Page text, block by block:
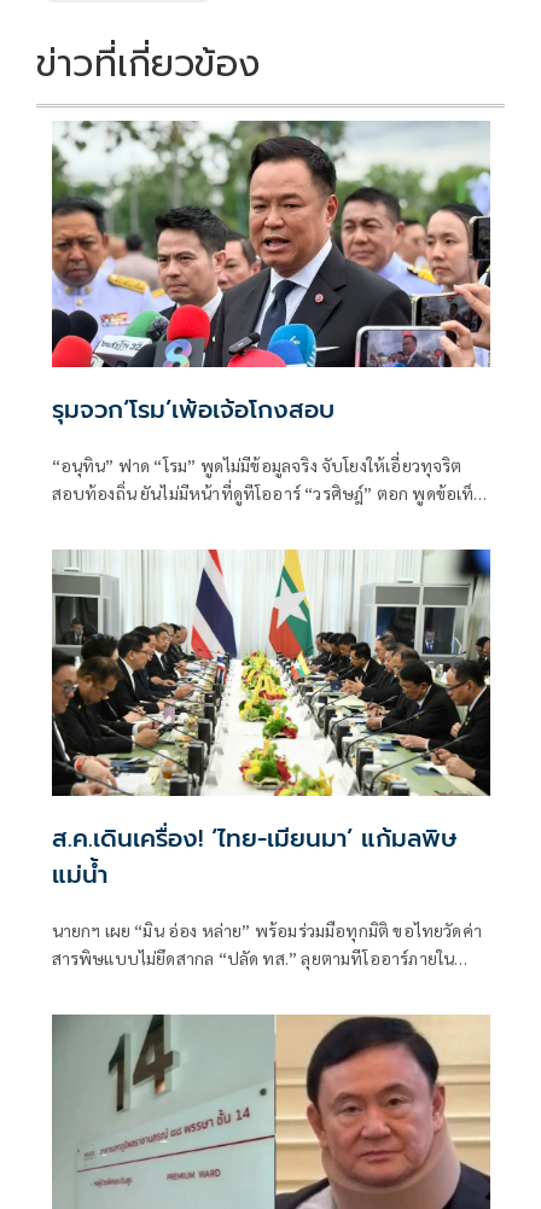
ข่าวที่เกี่ยวข้อง
รุมจวก‘โรม’เพ้อเจ้อโกงสอบ
“อนุทิน” ฟาด “โรม” พูดไม่มีข้อมูลจริง จับโยงให้เอี่ยวทุจริต
สอบท้องถิ่น ยันไม่มีหน้าที่ดูทีโออาร์ “วรศิษฎ์” ตอก พูดข้อเท็จ
ส.ค.เดินเครื่อง! ‘ไทย-เมียนมา’ แก้มลพิษ
แม่นํ้า
นายกฯ เผย “มิน อ่อง หล่าย” พร้อมร่วมมือทุกมิติ ขอไทยวัดค่า
สารพิษแบบไม่ยึดสากล “ปลัด ทส.” ลุยตามทีโออาร์ภายใน
การทูตไทยบนเวทีโลก